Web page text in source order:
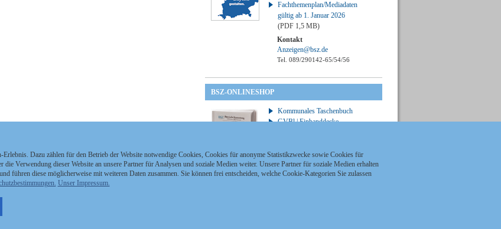
Fachthemenplan/Mediadaten
gültig ab 1. Januar 2026
(PDF 1,5 MB)
Kontakt
Anzeigen@bsz.de
Tel. 089/290142-65/54/56
BSZ-ONLINESHOP
Kommunales Taschenbuch
GVBl | Einbanddecke
Dazu zählen für den Betrieb der Website notwendige Cookies, Cookies für anonyme Statistikzwecke sowie Cookies für
Verwendung dieser Website an unsere Partner für Analysen und soziale Medien weiter. Unsere Partner für soziale Medien erhalten
führen diese möglicherweise mit weiteren Daten zusammen. Sie können frei entscheiden, welche Cookie-Kategorien Sie zulassen
Unser Impressum.